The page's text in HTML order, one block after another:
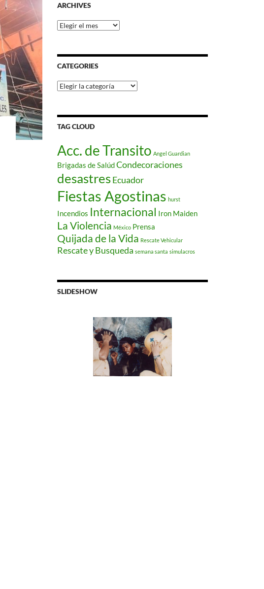
ARCHIVES
Archives
CATEGORIES
Categories
TAG CLOUD
Acc. de Transito Angel Guardian
Brigadas de SalúdCondecoraciones
desastresEcuador
Fiestas Agostinas hurst
Incendios Internacional Iron Maiden
La Violencia México Prensa
Quijada de la Vida Rescate Vehicular
Rescate y Busqueda semana santa simulacros
SLIDESHOW